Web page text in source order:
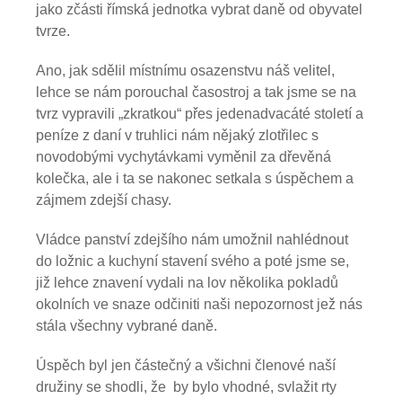
jako zčásti římská jednotka vybrat daně od obyvatel
tvrze.
Ano, jak sdělil místnímu osazenstvu náš velitel,
lehce se nám porouchal časostroj a tak jsme se na
tvrz vypravili „zkratkou“ přes jedenadvacáté století a
peníze z daní v truhlici nám nějaký zlotřilec s
novodobými vychytávkami vyměnil za dřevěná
kolečka, ale i ta se nakonec setkala s úspěchem a
zájmem zdejší chasy.
Vládce panství zdejšího nám umožnil nahlédnout
do ložnic a kuchyní stavení svého a poté jsme se,
již lehce znavení vydali na lov několika pokladů
okolních ve snaze odčiniti naši nepozornost jež nás
stála všechny vybrané daně.
Úspěch byl jen částečný a všichni členové naší
družiny se shodli, že by bylo vhodné, svlažit rty